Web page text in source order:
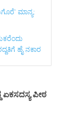
ಮಾನ್ಯ:
ಹೈ ನಕಾರ
ಏಕಸದಸ್ಯ ಪೀಠ